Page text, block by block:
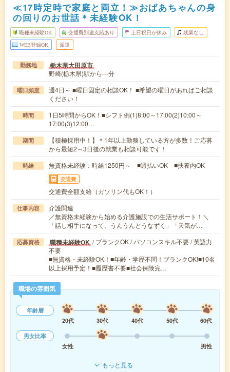
≪17時定時で家庭と両立！≫おばあちゃんの身
の回りのお世話＊未経験OK！
職種未経験OK 交通費別途支給あり 土日祝日が休み 残業なし
WEB登録OK 派遣
勤務地 栃木県大田原市
野崎(栃木県)駅から---分
曜日頻度
週4日～ ■曜日固定の相談OK！ ■希望の曜日があればご相談
ください！
時間
1日5時間からOK！■シフト例(1)8:00～17:00(2)10:00～
17:00(3)12:00…
期間
【積極採用中！】＊1年以上勤務している方が多数！ご応募
から最短2～3日後の就業も相談可能です！
時給 無資格未経験：時給1250円～ ■週払いOK ■扶養内OK
交通費
交通費全額支給（ガソリン代もOK！）
仕事内容
介護関連
／無資格未経験から始める介護施設での生活サポート！＼
「話し相手になって、うんうんとうなずく」「天気が…
応募資格 職種未経験OK / ブランクOK / パソコンスキル不要 / 英語力
不要
■無資格・未経験OK！■年齢・学歴不問！ブランクOK!■10名
以上採用予定！■履歴書不要■社会保険完…
職場の雰囲気
年齢層
20代
30代 40代 50代
60代
男女比率
女性
男性
もっと見る